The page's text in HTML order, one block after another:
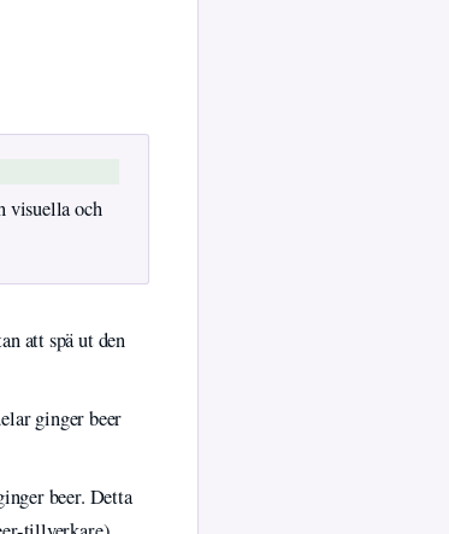
visuella och
att spä ut den
ginger beer
beer. Detta